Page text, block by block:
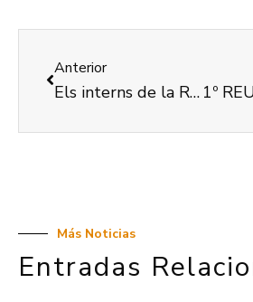
Anterior
Els interns de la Residència Frater disfruten des de fa un parell de setmanes d’una nova dieta dissenyada per una dietista tal com demanda la Conselleria de Benestar Social
Más Noticias
Entradas